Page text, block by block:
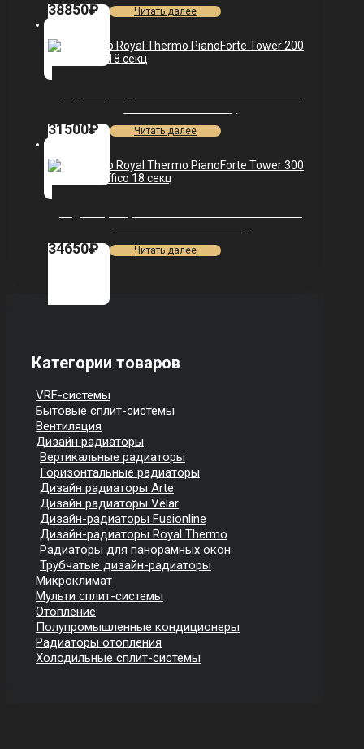
38850₽ Читать далее
31500₽ Читать далее
34650₽ Читать далее
Категории товаров
VRF-системы
Бытовые сплит-системы
Вентиляция
Дизайн радиаторы
Вертикальные радиаторы
Горизонтальные радиаторы
Дизайн радиаторы Arte
Дизайн радиаторы Velar
Дизайн-радиаторы Fusionline
Дизайн-радиаторы Royal Thermo
Радиаторы для панорамных окон
Трубчатые дизайн-радиаторы
Микроклимат
Мульти сплит-системы
Отопление
Полупромышленные кондиционеры
Радиаторы отопления
Холодильные сплит-системы